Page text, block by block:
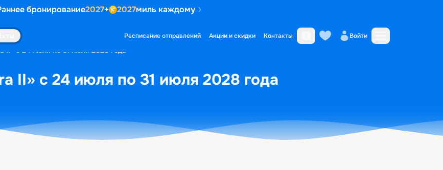
бронирование2027+ 2027миль каждому
Расписание отправлений Акции и скидки Контакты Войти
II» с 24 июля по 31 июля 2028 года
II» с 24 июля по 31 июля 2028 года